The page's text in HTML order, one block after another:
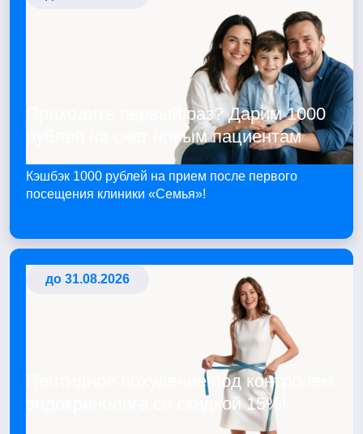
Приходите первый раз? Дарим 1000
рублей на счет новым пациентам
Кэшбэк 1000 рублей на прием после первого
посещения клиники «Семья»!
до 31.08.2026
Пептидное похудение под контролем
эндокринолога со скидкой 15%!